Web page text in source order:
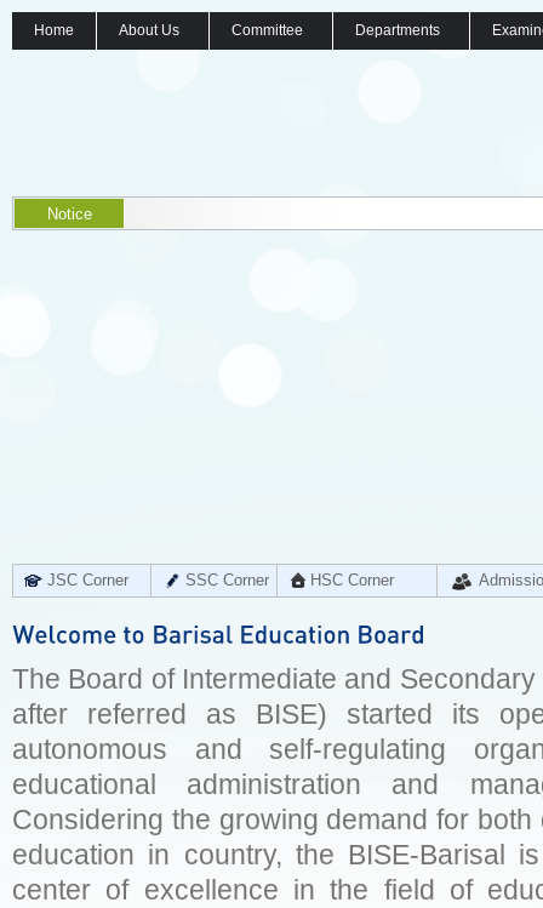
Home About Us Committee Departments
Notice
JSC Corner SSC Corner HSC Corner
The Board of Intermediate and
after referred as BISE) started its
autonomous and self-regulating
educational administration and
Considering the growing demand for
education in country, the BISE-Barisal
center of excellence in the field of